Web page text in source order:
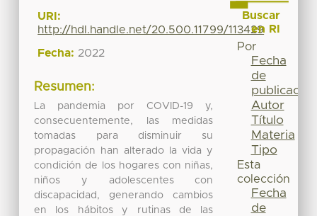
URI:
http://hdl.handle.net/20.500.11799/113429
Fecha: 2022
Resumen:
La pandemia por COVID-19 y,
consecuentemente, las medidas
tomadas para disminuir su
propagación han alterado la vida y
condición de los hogares con niñas,
niños y adolescentes con
discapacidad, generando cambios
en los hábitos y rutinas de las
Buscar
en RI
Por
Fecha
de
publicación
Autor
Título
Materia
Tipo
Esta
colección
Fecha
de